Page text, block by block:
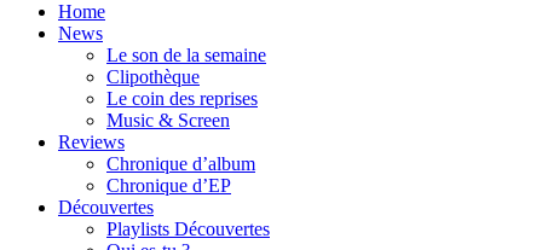
Home
News
Le son de la semaine
Clipothèque
Le coin des reprises
Music & Screen
Reviews
Chronique d’album
Chronique d’EP
Découvertes
Playlists Découvertes